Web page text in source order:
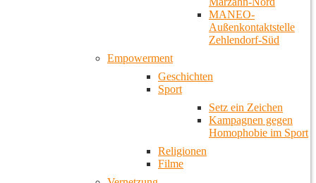
MANEO-
Außenkontaktstelle
Zehlendorf-Süd
Empowerment
Geschichten
Sport
Setz ein Zeichen
Kampagnen gegen
Homophobie im Sport
Religionen
Filme